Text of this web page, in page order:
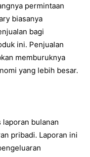
permintaan
biasanya
bagi
ini. Penjualan
memburuknya
yang lebih besar.
laporan bulanan
pribadi. Laporan ini